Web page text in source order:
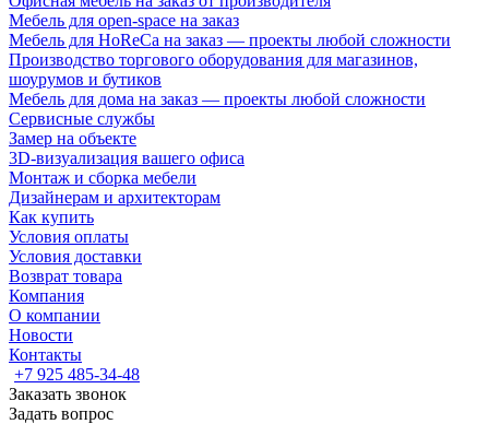
Мебель для open-space на заказ
Мебель для HoReCa на заказ — проекты любой сложности
Производство торгового оборудования для магазинов,
шоурумов и бутиков
Мебель для дома на заказ — проекты любой сложности
Сервисные службы
Замер на объекте
3D-визуализация вашего офиса
Монтаж и сборка мебели
Дизайнерам и архитекторам
Как купить
Условия оплаты
Условия доставки
Возврат товара
Компания
О компании
Новости
Контакты
+7 925 485-34-48
Заказать звонок
Задать вопрос